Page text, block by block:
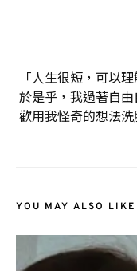
「人生很短，可以
於是乎，我過著自
歡用我怪奇的想法
YOU MAY ALSO LIKE